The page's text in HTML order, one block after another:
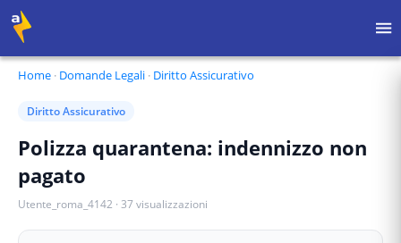
Home · Domande Legali · Diritto Assicurativo
Diritto Assicurativo
Polizza quarantena: indennizzo non
pagato
Utente_roma_4142 · 37visualizzazioni